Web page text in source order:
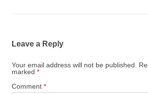
Leave a Reply
Your email address will not be published.
marked *
Comment *